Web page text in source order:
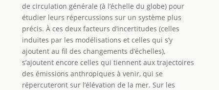
de circulation générale (à l’échelle du globe) pour
étudier leurs répercussions sur un système plus
précis. À ces deux facteurs d’incertitudes (celles
induites par les modélisations et celles qui s’y
ajoutent au fil des changements d’échelles),
s’ajoutent encore celles qui tiennent aux trajectoires
des émissions anthropiques à venir, qui se
répercuteront sur l’élévation de la mer. Sur les